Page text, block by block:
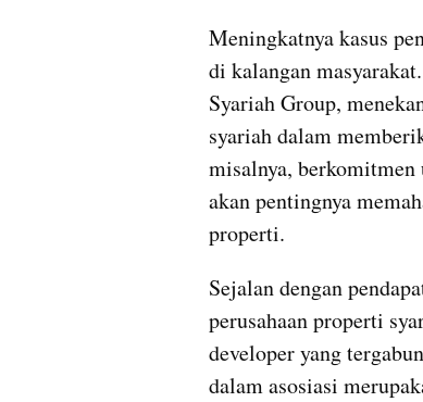
Meningkatnya kasus
di kalangan
Syariah Group,
syariah dalam
misalnya, berkomitmen
akan pentingnya
properti.
Sejalan dengan
perusahaan properti
developer yang
dalam asosiasi